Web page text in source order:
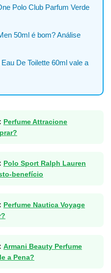
Polo Club Parfum Verde
50ml é bom? Análise
De Toilette 60ml vale a
Perfume Attracione
Polo Sport Ralph Lauren
benefício
Perfume Nautica Voyage
Armani Beauty Perfume
a Pena?